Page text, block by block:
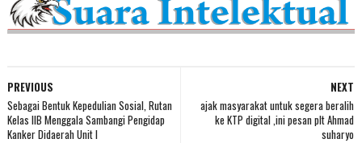
NEXT
ajak masyarakat untuk segera beralih
ke KTP digital ,ini pesan plt Ahmad
suharyo
PREVIOUS
Sebagai Bentuk Kepedulian Sosial, Rutan
Kelas IIB Menggala Sambangi Pengidap
Kanker Didaerah Unit l